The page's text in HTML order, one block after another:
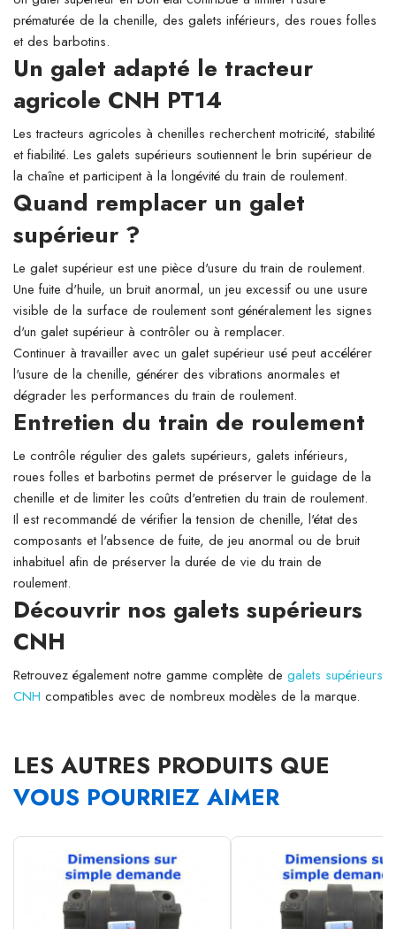
prématurée de la chenille, des galets inférieurs, des roues folles
et des barbotins.
Un galet adapté le tracteur
agricole CNH PT14
Les tracteurs agricoles à chenilles recherchent motricité, stabilité
et fiabilité. Les galets supérieurs soutiennent le brin supérieur de
la chaîne et participent à la longévité du train de roulement.
Quand remplacer un galet
supérieur ?
Le galet supérieur est une pièce d'usure du train de roulement.
Une fuite d'huile, un bruit anormal, un jeu excessif ou une usure
visible de la surface de roulement sont généralement les signes
d'un galet supérieur à contrôler ou à remplacer.
Continuer à travailler avec un galet supérieur usé peut accélérer
l'usure de la chenille, générer des vibrations anormales et
dégrader les performances du train de roulement.
Entretien du train de roulement
Le contrôle régulier des galets supérieurs, galets inférieurs,
roues folles et barbotins permet de préserver le guidage de la
chenille et de limiter les coûts d'entretien du train de roulement.
Il est recommandé de vérifier la tension de chenille, l'état des
composants et l'absence de fuite, de jeu anormal ou de bruit
inhabituel afin de préserver la durée de vie du train de
roulement.
Découvrir nos galets supérieurs
CNH
Retrouvez également notre gamme complète de galets supérieurs
CNH compatibles avec de nombreux modèles de la marque.
LES AUTRES PRODUITS QUE
VOUS POURRIEZ AIMER